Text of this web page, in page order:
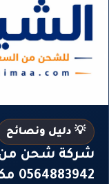
💡 دليل ونصائح
شركة شحن من